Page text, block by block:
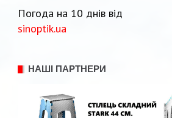
Погода на 10 днів від
sinoptik.ua
НАШІ ПАРТНЕРИ